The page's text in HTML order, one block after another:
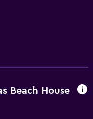
Beach House